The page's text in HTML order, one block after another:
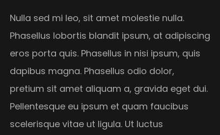
Nulla sed mi leo, sit amet molestie nulla.
Phasellus lobortis blandit ipsum, at adipiscing
eros porta quis. Phasellus in nisi ipsum, quis
dapibus magna. Phasellus odio dolor,
pretium sit amet aliquam a, gravida eget dui.
Pellentesque eu ipsum et quam faucibus
scelerisque vitae ut ligula. Ut luctus